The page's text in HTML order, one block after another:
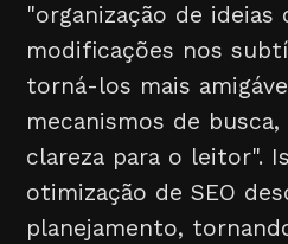
"organização de ideias
modificações nos
torná-los mais
mecanismos de
clareza para o leitor".
otimização de SEO
planejamento,